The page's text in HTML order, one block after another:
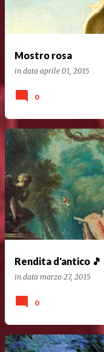
Mostro rosa
in data aprile 01, 2015
0
Rendita d'antico 🎵
in data marzo 27, 2015
0